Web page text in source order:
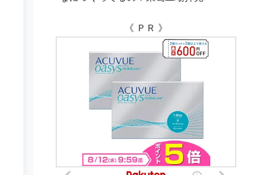
《 ＰＲ 》